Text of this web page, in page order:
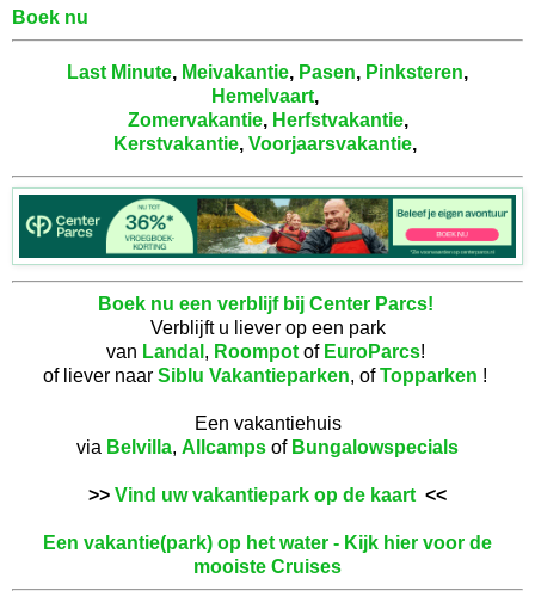
Boek nu
Last Minute, Meivakantie, Pasen, Pinksteren,
Hemelvaart,
Zomervakantie, Herfstvakantie,
Kerstvakantie, Voorjaarsvakantie,
Boek nu een verblijf bij Center Parcs!
Verblijft u liever op een park
van Landal , Roompotof EuroParcs!
of liever naar Siblu Vakantieparken, ofTopparken !
Een vakantiehuis
via Belvilla, Allcamps of Bungalowspecials
>> Vind uw vakantiepark op de kaart <<
Een vakantie(park) op het water - Kijk hier voor de
mooiste Cruises